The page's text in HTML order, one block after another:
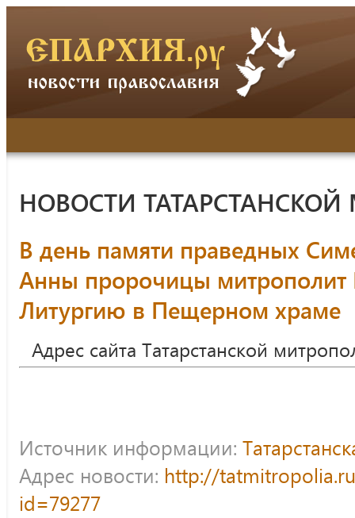
НОВОСТИ
В день памяти праведных
Анны пророчицы митрополит
Литургию в Пещерном храме
Адрес сайта Татарстанской
Источник информации:
Адрес новости: http://
id=79277